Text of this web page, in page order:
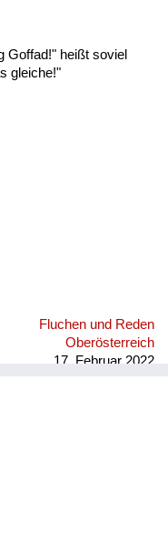
Goffad!" heißt soviel
gleiche!"
Fluchen und Reden
Oberösterreich
17. Februar 2022